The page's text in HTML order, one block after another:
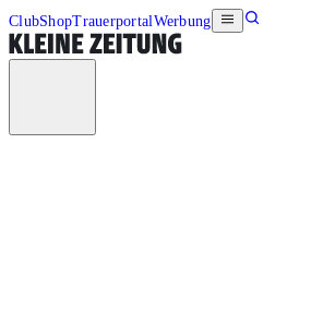
ClubShopTrauerportalWerbung